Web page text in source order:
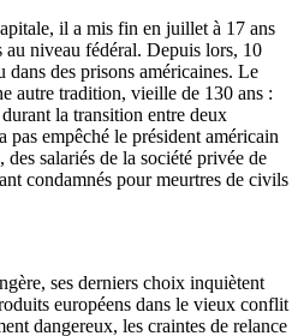
il a mis fin en juillet à 17 ans
au niveau fédéral. Depuis lors, 10
dans des prisons américaines. Le
autre tradition, vieille de 130 ans :
la transition entre deux
pas empêché le président américain
salariés de la société privée de
condamnés pour meurtres de civils
ses derniers choix inquiètent
européens dans le vieux conflit
dangereux, les craintes de relance